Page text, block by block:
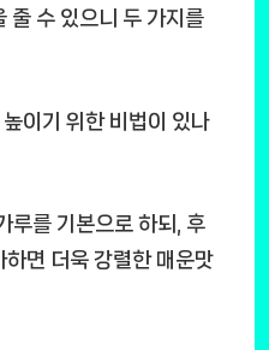
줄 수 있으니 두 가지를
이기 위한 비법이 있나
루를 기본으로 하되, 후
면 더욱 강렬한 매운맛